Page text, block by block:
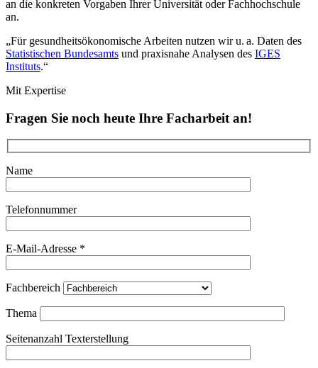
an die konkreten Vorgaben Ihrer Universität oder Fachhochschule
an.
„Für gesundheitsökonomische Arbeiten nutzen wir u. a. Daten des
Statistischen Bundesamts und praxisnahe Analysen des IGES
Instituts.“
Mit Expertise
Fragen Sie noch heute Ihre Facharbeit an!
Name
Telefonnummer
E-Mail-Adresse *
Fachbereich
Thema
Seitenanzahl Texterstellung